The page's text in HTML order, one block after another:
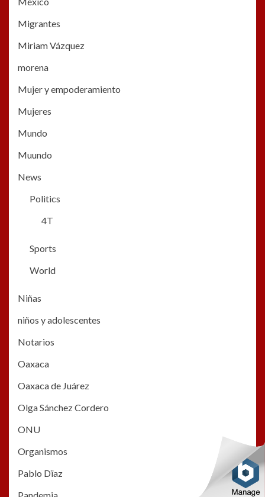
Migrantes
Miriam Vázquez
morena
Mujer y empoderamiento
Mujeres
Mundo
Muundo
News
Politics
4T
Sports
World
Niñas
niños y adolescentes
Notarios
Oaxaca
Oaxaca de Juárez
Olga Sánchez Cordero
ONU
Organismos
Pablo Dïaz